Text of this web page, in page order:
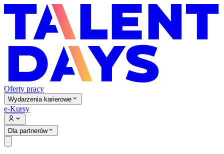
Oferty pracy
Wydarzenia karierowe
e-Kursy
Dla partnerów